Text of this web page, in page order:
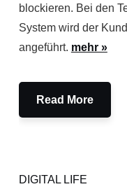
blockieren. Bei den
System wird der
angeführt. mehr »
Read More
DIGITAL LIFE